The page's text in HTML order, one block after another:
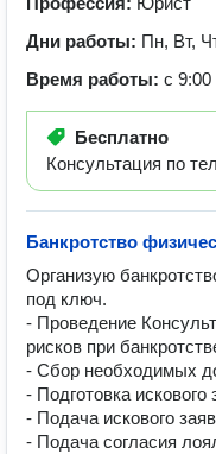
Дни работы: Пн, Вт,
Время работы: с 9:00
Бесплатно
Консультация по
Банкротство
Организую
под ключ.
- Проведение
рисков при
- Сбор необходимых
- Подготовка искового
- Подача искового
- Подача согласия